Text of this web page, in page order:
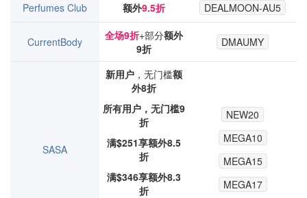
Perfumes Club 额外9.5折 DEALMOON-AU5
CurrentBody 全场9折+部分额外
9折
DMAUMY
SASA
新用户 ， 无门槛额
外8折
所有用户，无门槛9
折
满$251享额外8.5
折
满$346享额外8.3
折
NEW20
MEGA10
MEGA15
MEGA17